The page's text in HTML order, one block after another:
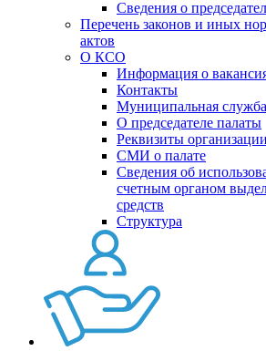
Сведения о
Перечень законов и иных
актов
О КСО
Информация о
Контакты
Муниципальная служба
О председателе палаты
Реквизиты организации
СМИ о палате
Сведения об
счетным органом
средств
Структура